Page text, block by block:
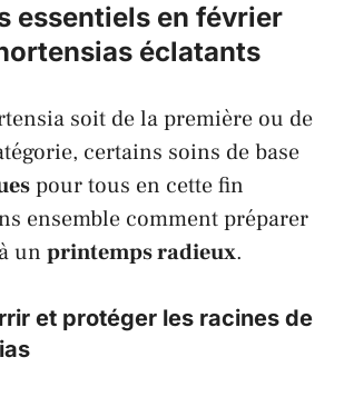
essentiels en février
éclatants
soit de la première ou de
certains soins de base
pour tous en cette fin
ensemble comment préparer
un printemps radieux.
et protéger les racines de